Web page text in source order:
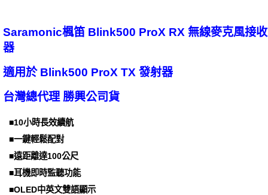
Saramonic楓笛 Blink500 ProX RX 無線麥克風接收
器
適用於 Blink500 ProX TX 發射器
台灣總代理 勝興公司貨
■10小時長效續航
■一鍵輕鬆配對
■遠距離達100公尺
■耳機即時監聽功能
■OLED中英文雙語顯示